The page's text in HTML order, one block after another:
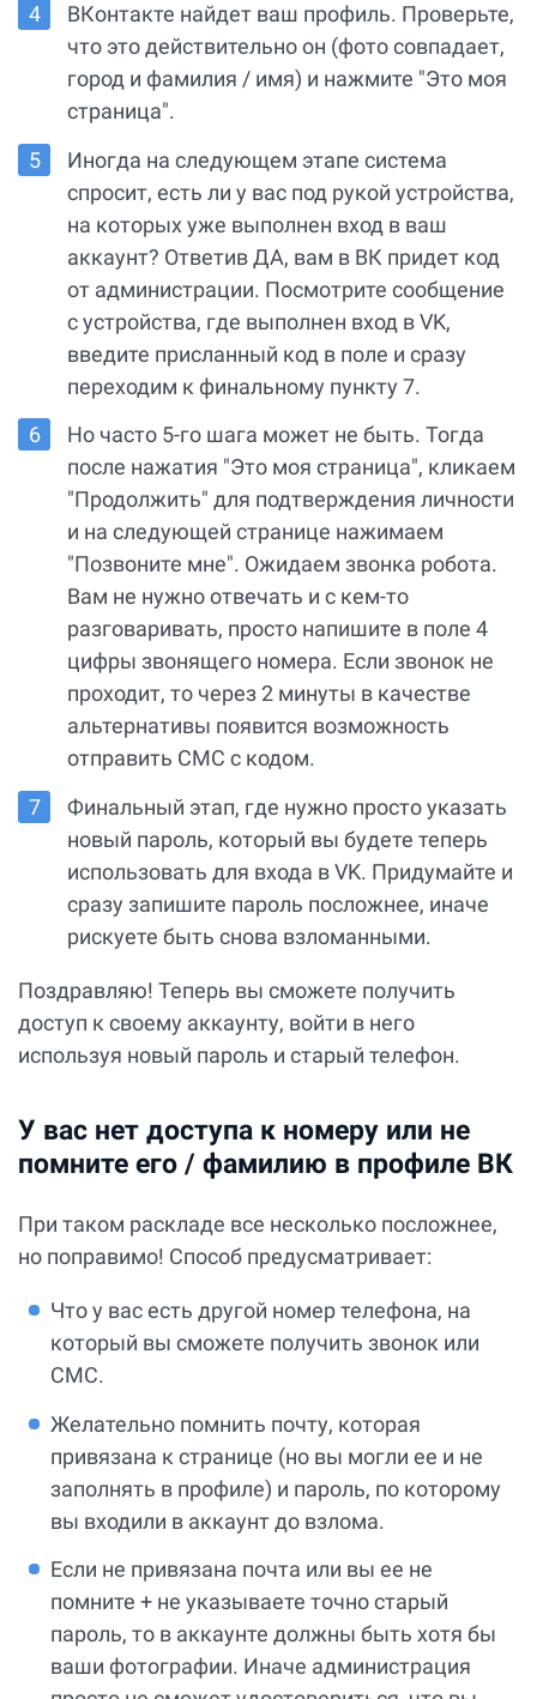
ВКонтакте найдет ваш профиль. Проверьте,
что это действительно он (фото совпадает,
город и фамилия / имя) и нажмите "Это моя
страница".
Иногда на следующем этапе система
спросит, есть ли у вас под рукой устройства,
на которых уже выполнен вход в ваш
аккаунт? Ответив ДА, вам в ВК придет код
от администрации. Посмотрите сообщение
с устройства, где выполнен вход в VK,
введите присланный код в поле и сразу
переходим к финальному пункту 7.
Но часто 5-го шага может не быть. Тогда
после нажатия "Это моя страница", кликаем
"Продолжить" для подтверждения личности
и на следующей странице нажимаем
"Позвоните мне". Ожидаем звонка робота.
Вам не нужно отвечать и с кем-то
разговаривать, просто напишите в поле 4
цифры звонящего номера. Если звонок не
проходит, то через 2 минуты в качестве
альтернативы появится возможность
отправить СМС с кодом.
Финальный этап, где нужно просто указать
новый пароль, который вы будете теперь
использовать для входа в VK. Придумайте и
сразу запишите пароль посложнее, иначе
рискуете быть снова взломанными.
Поздравляю! Теперь вы сможете получить
доступ к своему аккаунту, войти в него
используя новый пароль и старый телефон.
У вас нет доступа к номеру или не
помните его / фамилию в профиле ВК
При таком раскладе все несколько посложнее,
но поправимо! Способ предусматривает:
Что у вас есть другой номер телефона, на
который вы сможете получить звонок или
СМС.
Желательно помнить почту, которая
привязана к странице (но вы могли ее и не
заполнять в профиле) и пароль, по которому
вы входили в аккаунт до взлома.
Если не привязана почта или вы ее не
помните + не указываете точно старый
пароль, то в аккаунте должны быть хотя бы
ваши фотографии. Иначе администрация